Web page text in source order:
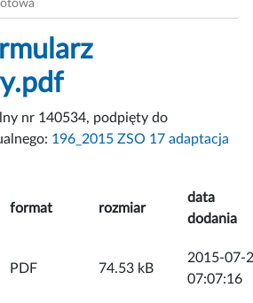
nr 140534, podpięty do
196_2015 ZSO 17 adaptacja
format rozmiar
data
dodania
ZAŁĄCZNIK
PDF 74.53 kB
2015-07-
07:07:16